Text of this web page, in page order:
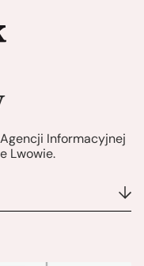
Informacyjnej
Lwowie.